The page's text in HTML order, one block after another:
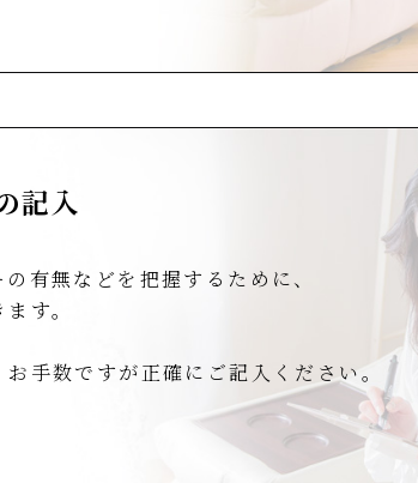
記入
有無などを把握するために、
す。
手数ですが正確にご記入ください。